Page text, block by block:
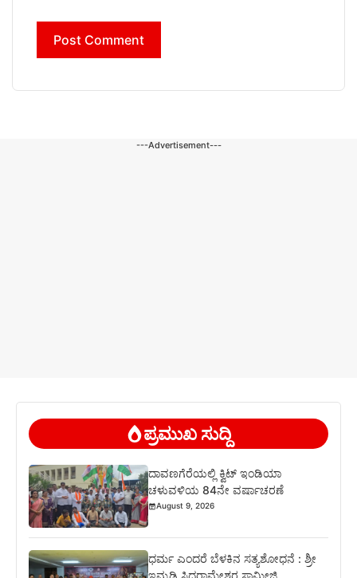
---Advertisement---
ಪ್ರಮುಖ ಸುದ್ದಿ
ದಾವಣಗೆರೆಯಲ್ಲಿ ಕ್ವಿಟ್ ಇಂಡಿಯಾ
ಚಳುವಳಿಯ 84ನೇ ವರ್ಷಾಚರಣೆ
August 9, 2026
ಧರ್ಮ ಎಂದರೆ ಬೆಳಕಿನ ಸತ್ಯಶೋಧನೆ : ಶ್ರೀ
ಇಮ್ಮಡಿ ಸಿದ್ಧರಾಮೇಶ್ವರ ಸ್ವಾಮೀಜಿ